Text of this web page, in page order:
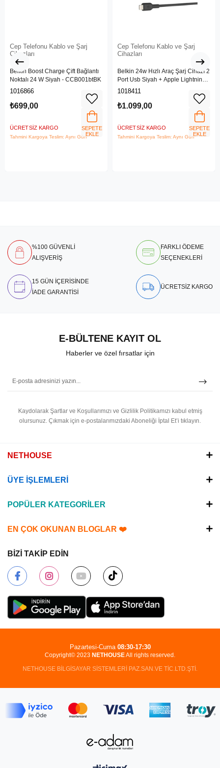
Cep Telefonu Kablo ve Şarj
Cihazları
Belkin Boost Charge Çift Bağlantı
Noktalı 24 W Siyah - CCB001btBK
1016866
₺699,00
ÜCRETSIZ KARGO
Tahmini Kargoya Teslim: Aynı Gün
SEPETE
EKLE
Cep Telefonu Kablo ve Şarj
Cihazları
Belkin 24w Hızlı Araç Şarj Cihazı 2
Port Usb Siyah + Apple Lightning
Kablo
1018411
₺1.099,00
ÜCRETSIZ KARGO
Tahmini Kargoya Teslim: Aynı Gün
SEPETE
EKLE
%100 GÜVENLİ
ALIŞVERİŞ
FARKLI ÖDEME
SEÇENEKLERİ
15 GÜN İÇERİSİNDE
İADE GARANTİSİ
ÜCRETSİZ KARGO
E-BÜLTENE KAYIT OL
Haberler ve özel fırsatlar için
Kaydolarak Şartlar ve Koşullarımızı ve Gizlilik Politikamızı kabul etmiş
olursunuz. Çıkmak için e-postalarımızdaki Aboneliği İptal Et’i tıklayın.
NETHOUSE
ÜYE İŞLEMLERİ
POPÜLER KATEGORİLER
EN ÇOK OKUNAN BLOGLAR ❤️
BİZİ TAKİP EDİN
Copyright© 2023 NETHOUSEAll rights reserved.
NETHOUSE BİLGİSAYAR SİSTEMLERİ PAZ.SAN.VE TİC.LTD.ŞTİ.
Pazartesi-Cuma 08:30-17:30